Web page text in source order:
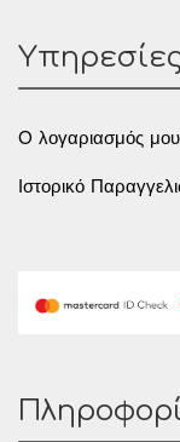
O λογαριασμός μου
Ιστορικό